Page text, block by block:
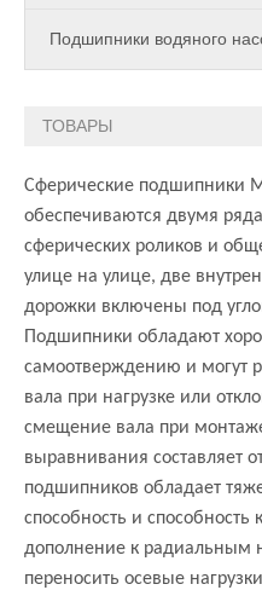
Подшипники водяного
ТОВАРЫ
Сферические подшипники
обеспечиваются двумя
сферических роликов и
улице на улице, две
дорожки включены под
Подшипники обладают
самоотверждению и могут
вала при нагрузке или
смещение вала при
выравнивания составляет
подшипников обладает
способность и способность
дополнение к радиальным
переносить осевые